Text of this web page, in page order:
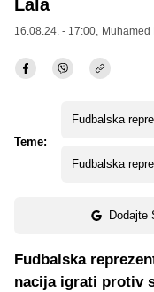
Lala
16.08.24. - 17:00, Muhamed
Teme:
Fudbalska
Fudbalska
Dodajte
Fudbalska
nacija igrati protiv